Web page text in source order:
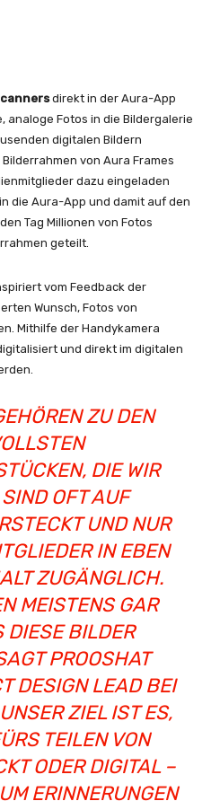
direkt in der Aura-App
analoge Fotos in die Bildergalerie
digitalen Bildern
von Aura Frames
dazu eingeladen
in die Aura-App und damit auf den
Tag Millionen von Fotos
geteilt.
vom Feedback der
Wunsch, Fotos von
Mithilfe der Handykamera
und direkt im digitalen
ZU DEN
DIE WIR
OFT AUF
UND NUR
IN EBEN
ZUGÄNGLICH.
MEISTENS GAR
DIESE BILDER
PROOSHAT
DESIGN LEAD BEI
ZIEL IST ES,
TEILEN VON
ODER DIGITAL –
ERINNERUNGEN